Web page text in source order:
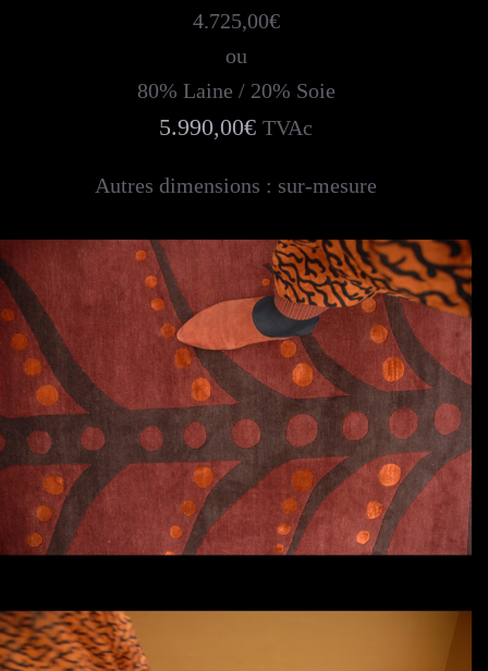
4.725,00€
ou
80% Laine / 20% Soie
5.990,00€ TVAc
Autres dimensions : sur-mesure